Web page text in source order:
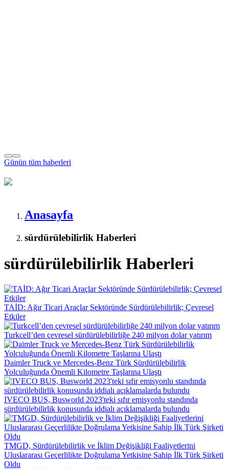
Günün tüm haberleri
Anasayfa
sürdürülebilirlik Haberleri
sürdürülebilirlik Haberleri
TAİD: Ağır Ticari Araçlar Sektöründe Sürdürülebilirlik; Çevresel
Etkiler
Turkcell’den çevresel sürdürülebilirliğe 240 milyon dolar yatırım
Daimler Truck ve Mercedes-Benz Türk Sürdürülebilirlik
Yolculuğunda Önemli Kilometre Taşlarına Ulaştı
IVECO BUS, Busworld 2023'teki sıfır emisyonlu standında
sürdürülebilirlik konusunda iddialı açıklamalarda bulundu
TMGD, Sürdürülebilirlik ve İklim Değişikliği Faaliyetlerini
Uluslararası Geçerlilikte Doğrulama Yetkisine Sahip İlk Türk Şirketi
Oldu